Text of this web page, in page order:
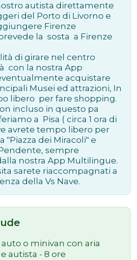
autista direttamente
del Porto di Livorno e
Firenze
la sosta a Firenze
di girare nel centro
con la nostra App
acquistare
Musei ed attrazioni, In
libero per fare shopping.
incluso in questo pa
a Pisa ( circa 1 ora di
avrete tempo libero per
"Piazza dei Miracoli" e
sempre
nostra App Multilingue.
sarete riaccompagnati a
della Vs Nave.
o minivan con aria
autista - 8 ore